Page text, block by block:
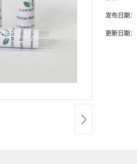
发布日期：
更新日期：